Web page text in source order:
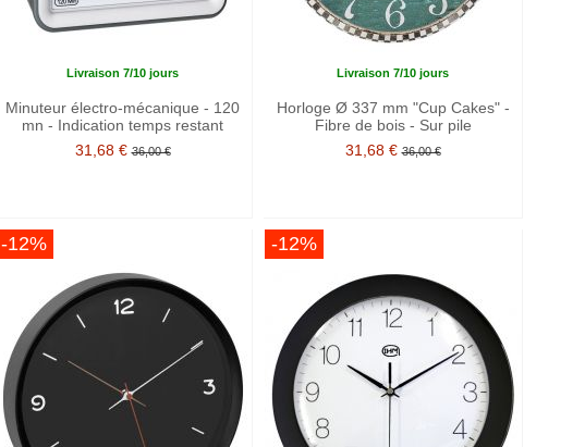
Livraison 7/10 jours
Minuteur électro-mécanique - 120
mn - Indication temps restant
31,68 € 36,00 €
Livraison 7/10 jours
Horloge Ø 337 mm "Cup Cakes" -
Fibre de bois - Sur pile
31,68 € 36,00 €
-12% -12%